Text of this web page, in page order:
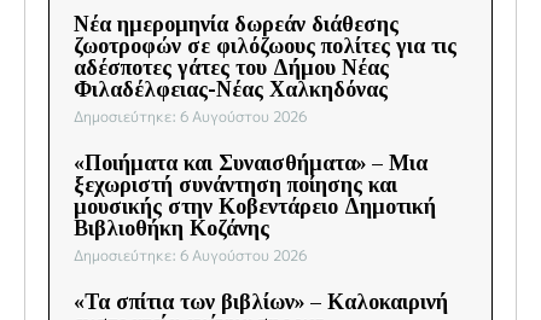
Νέα ημερομηνία δωρεάν διάθεσης
ζωοτροφών σε φιλόζωους πολίτες για τις
αδέσποτες γάτες του Δήμου Νέας
Φιλαδέλφειας-Νέας Χαλκηδόνας
Δημοσιεύτηκε: 6 Αυγούστου 2026
«Ποιήματα και Συναισθήματα» – Μια
ξεχωριστή συνάντηση ποίησης και
μουσικής στην Κοβεντάρειο Δημοτική
Βιβλιοθήκη Κοζάνης
Δημοσιεύτηκε: 6 Αυγούστου 2026
«Τα σπίτια των βιβλίων» – Καλοκαιρινή